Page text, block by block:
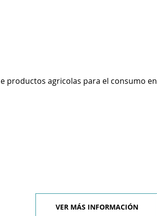
productos agricolas para el consumo en
VER MÁS INFORMACIÓN